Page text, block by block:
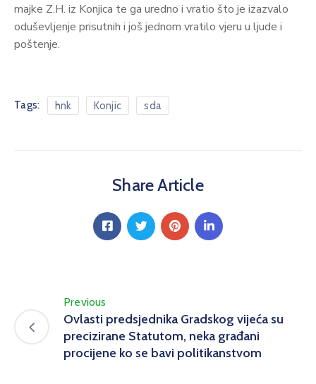
majke Z.H. iz Konjica te ga uredno i vratio što je izazvalo
oduševljenje prisutnih i još jednom vratilo vjeru u ljude i
poštenje.
Tags: hnk Konjic sda
Share Article
Previous
Ovlasti predsjednika Gradskog vijeća su
precizirane Statutom, neka građani
procijene ko se bavi politikanstvom